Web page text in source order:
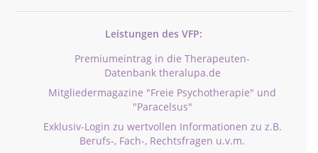
Leistungen des VFP:
Premiumeintrag in die Therapeuten-
Datenbank theralupa.de
Mitgliedermagazine "Freie Psychotherapie" und
"Paracelsus"
Exklusiv-Login zu wertvollen Informationen zu z.B.
Berufs-, Fach-, Rechtsfragen u.v.m.